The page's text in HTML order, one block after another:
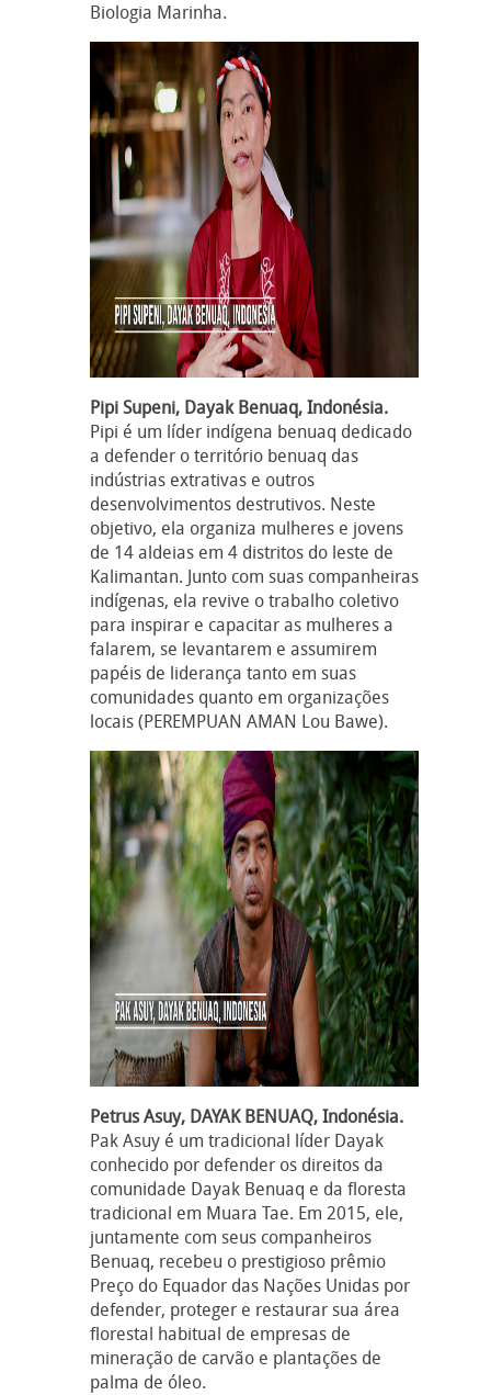
Biologia Marinha.
Pipi Supeni, Dayak Benuaq, Indonésia.
Pipi é um líder indígena benuaq dedicado
a defender o território benuaq das
indústrias extrativas e outros
desenvolvimentos destrutivos. Neste
objetivo, ela organiza mulheres e jovens
de 14 aldeias em 4 distritos do leste de
Kalimantan. Junto com suas companheiras
indígenas, ela revive o trabalho coletivo
para inspirar e capacitar as mulheres a
falarem, se levantarem e assumirem
papéis de liderança tanto em suas
comunidades quanto em organizações
locais (PEREMPUAN AMAN Lou Bawe).
Petrus Asuy, DAYAK BENUAQ, Indonésia.
Pak Asuy é um tradicional líder Dayak
conhecido por defender os direitos da
comunidade Dayak Benuaq e da floresta
tradicional em Muara Tae. Em 2015, ele,
juntamente com seus companheiros
Benuaq, recebeu o prestigioso prêmio
Preço do Equador das Nações Unidas por
defender, proteger e restaurar sua área
florestal habitual de empresas de
mineração de carvão e plantações de
palma de óleo.